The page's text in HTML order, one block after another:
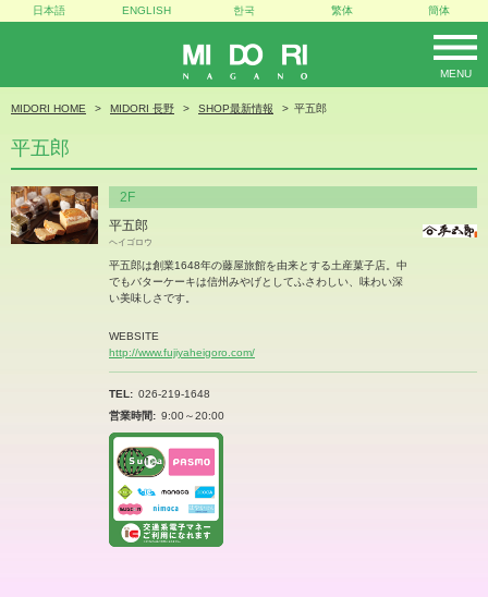
MIDORI
MENU
日本語 ENGLISH 한국 繁体 簡体
MIDORI HOME MIDORI 長野 SHOP最新情報 平五郎
平五郎
2F
平五郎
ヘイゴロウ
平五郎は創業1648年の藤屋旅館を由来とする土産菓子店。中
でもバターケーキは信州みやげとしてふさわしい、味わい深
い美味しさです。
WEBSITE
http://www.fujiyaheigoro.com/
TEL
026-219-1648
営業時間
9:00～20:00